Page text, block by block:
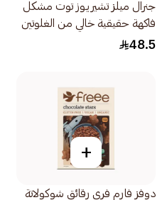
جنرال ميلز تشيريـوز توت مشكل
فاكهة حقيقية خالي من الغلوتين
411جرام
48.5
+
دوفز فارم فري رقائق شوكولاتة